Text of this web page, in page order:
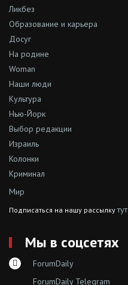
Ликбез
Образование и карьера
Досуг
На родине
Woman
Наши люди
Культура
Нью-Йорк
Выбор редакции
Израиль
Колонки
Криминал
Мир
Подписаться на нашу рассылкутут
Мы в соцсетях
ForumDaily
ForumDaily Telegram